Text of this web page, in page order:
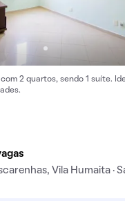
2 quartos, sendo 1 suíte.
Vila Humaita ·